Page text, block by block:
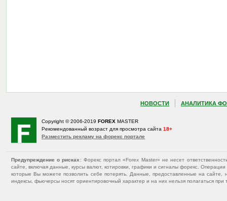
НОВОСТИ АНАЛИТИКА
Copyright © 2006-2019 FOREX MASTER
Рекомендованный возраст для просмотра сайта 18+
Разместить рекламу на форекс портале
Предупреждение о рисках : Форекс портал «Forex Master» не несет
сайте, включая данные, курсы валют, котировки, графики и сигналы форекс.
которые Вы можете позволить себе потерять. Данные, предоставленные на
индексы, фьючерсы носят ориентировочный характер и на них нельзя полагаться при